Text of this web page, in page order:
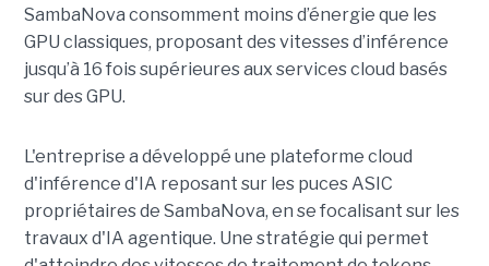
SambaNova consomment moins d’énergie que les
GPU classiques, proposant des vitesses d’inférence
jusqu’à 16 fois supérieures aux services cloud basés
sur des GPU.
L'entreprise a développé une plateforme cloud
d'inférence d'IA reposant sur les puces ASIC
propriétaires de SambaNova, en se focalisant sur les
travaux d'IA agentique. Une stratégie qui permet